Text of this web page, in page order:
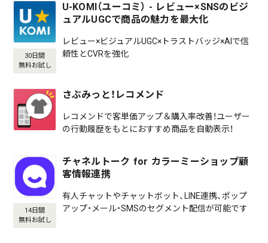
30日間
無料お試し
U-KOMI（ユーコミ） - レビュー×SNSのビジ
ュアルUGCで商品の魅力を最大化
レビュー×ビジュアルUGC×トラストバッジ×AIで信
頼性とCVRを強化
さぶみっと！レコメンド
レコメンドで客単価アップ＆購入率改善！ユーザー
の行動履歴をもとにおすすめ商品を自動表示！
14日間
無料お試し
チャネルトーク for カラーミーショップ顧
客情報連携
有人チャットやチャットボット、LINE連携、ポップ
アップ・メール・SMSのセグメント配信が可能です